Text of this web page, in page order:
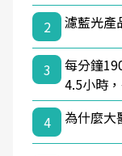
2
濾藍光
3
每分鐘
4.5小時
4
為什麼大